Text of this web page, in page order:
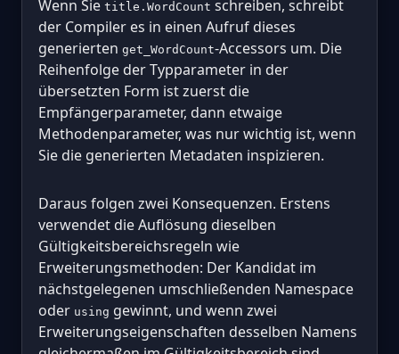
Wenn Sie title.WordCount schreiben, schreibt
der Compiler es in einen Aufruf dieses
generierten get_WordCount-Accessors um. Die
Reihenfolge der Typparameter in der
übersetzten Form ist zuerst die
Empfängerparameter, dann etwaige
Methodenparameter, was nur wichtig ist, wenn
Sie die generierten Metadaten inspizieren.
Daraus folgen zwei Konsequenzen. Erstens
verwendet die Auflösung dieselben
Gültigkeitsbereichsregeln wie
Erweiterungsmethoden: Der Kandidat im
nächstgelegenen umschließenden Namespace
oder using gewinnt, und wenn zwei
Erweiterungseigenschaften desselben Namens